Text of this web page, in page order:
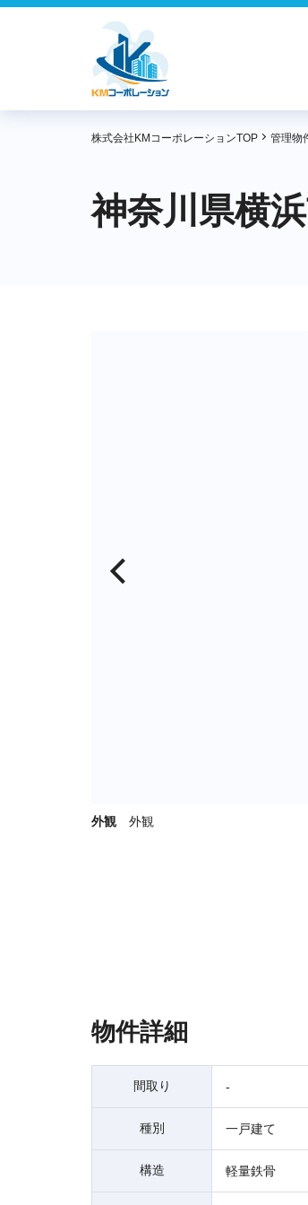
株式会社KMコーポレーションTOP 管理物
神奈川県横
外観 外観
物件詳細
間取り -
種別 一戸建て
構造 軽量鉄骨